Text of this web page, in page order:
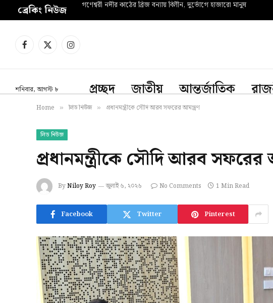
ব্রেকিং নিউজ গণেশ্বরী নদীর কাঠের ব্রিজ বন্যায় বিলীন, দুর্ভোগে হাজারো মানুষ
Facebook
X
Instagram
শনিবার, আগস্ট ৮ প্রচ্ছদ জাতীয় আন্তর্জাতিক
Home » লিড নিউজ » প্রধানমন্ত্রীকে সৌদি আরব সফরের আমন্ত্রণ
লিড নিউজ
প্রধানমন্ত্রীকে সৌদি আরব সফরের
ByNiloy Roy জুলাই ৬, ২০২৬ No Comments 1 Min Read
Facebook Twitter Pinterest